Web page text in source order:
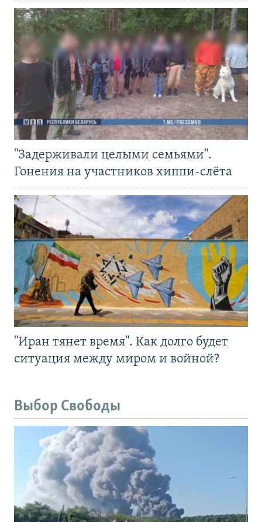
"Задерживали целыми семьями".
Гонения на участников хиппи-слёта
"Иран тянет время". Как долго будет
ситуация между миром и войной?
Выбор Свободы